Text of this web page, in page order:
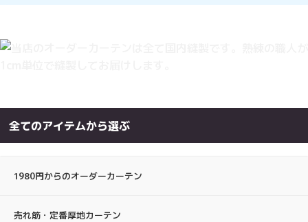
全てのアイテムから選ぶ
1980円からのオーダーカーテン
売れ筋・定番厚地カーテン